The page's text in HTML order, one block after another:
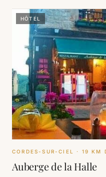
HÔTEL
CORDES-SUR-CIEL · 19 KM
Auberge de la Halle